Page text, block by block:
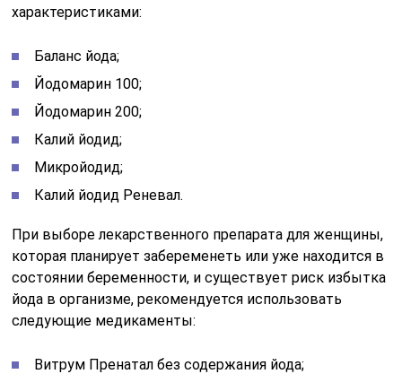
характеристиками:
Баланс йода;
Йодомарин 100;
Йодомарин 200;
Калий йодид;
Микройодид;
Калий йодид Реневал.
При выборе лекарственного препарата для женщины,
которая планирует забеременеть или уже находится в
состоянии беременности, и существует риск избытка
йода в организме, рекомендуется использовать
следующие медикаменты:
Витрум Пренатал без содержания йода;